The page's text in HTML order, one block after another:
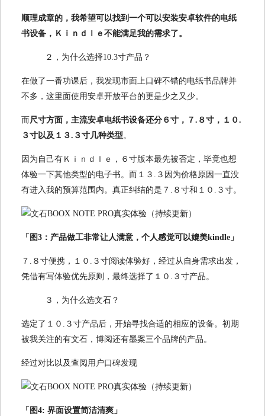
顺理成章的，我希望可以找到一个可以安装安卓软件的电纸
书设备，Ｋｉｎｄｌｅ不能满足我的需求了。
２，为什么选择10.3寸产品？
在做了一番功课后，我发现市面上口碑不错的电纸书品牌并
不多，这里面使用安卓开放平台的更是少之又少。
而 尺寸方面，主流安卓电纸书设备还分６寸，７.８寸，１０.
３寸以及１３.３寸几种类型。
因为自己有Ｋｉｎｄｌｅ，６寸版本最先被否定，毕竟也想
体验一下其他类型的电子书。而１３.３因为价格原因一直没
有进入我的预算范围内。真正纠结的是７.８寸和１０.３寸。
「图3：产品做工非常让人满意，个人感觉可以媲美kindle」
７.８寸便携，１０.３寸阅读体验好，经过从自身需求出发，
凭借有写体验优先原则，最终选择了１０.３寸产品。
３，为什么选文石？
选定了１０.３寸产品后，开始寻找合适的相应的设备。初期
被我关注的有文石，博阅还有墨案三个品牌的产品。
经过对比以及查阅用户口碑发现
「图4: 界面设置简洁清爽」